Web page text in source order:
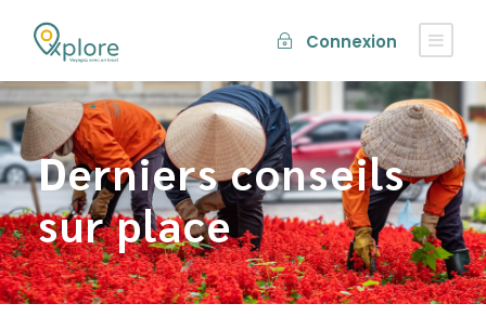
Connexion
Derniers conseils
sur place